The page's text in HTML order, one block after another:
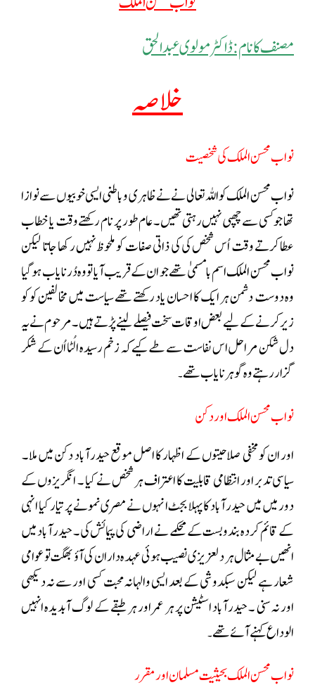
مصنف کا نام : ڈاکٹر مولوی عبدالحق
خلاصہ
نواب محسن الملک کی شخصیت
نواب محسن الملک کو اللہ تعالی نے نے ظاہری و باطنی ایسی خوبیوں سے نوازا
تھا جو کسی سے چھپی نہیں رہتی تھیں ۔ عام طور پر نام رکھتے وقت یا خطاب
عطا کرتے وقت اُس شخص کی کی ذاتی صفات کو ملحوظ نہیں رکھا جاتا لیکن
نواب محسن الملک اسم بامسمیٰ تھے جو ان کے قریب آیا تو وہ دُر نایاب ہو گیا
وہ دوست دشمن ہر ایک کا احسان یاد رکھتے تھے سیاست میں مخالفین کو کو
زیر کرنے کے لیے بعض اوقات سخت فیصلے لینے پڑتے ہیں ۔ مرحوم نے یہ
دل شکن مراحل اس نفاست سے طے کیے کہ زخم رسیدہ الُٹا اُن کے شکر
گزار رہتے وہ گوہر نایاب تھے۔
نواب محسن الملک اور دکن
اور ان کو مخفی صلاحیتوں کے اظہار کا اصل موقع حیدرآباد دکن میں ملا ۔
سیاسی تدبر اور انتظامی قابلیت کا اعتراف ہر شخص نے کیا ۔ انگریزوں کے
دور میں میں حیدرآباد کا پہلا بجٹ انہوں نے مصری نمونے پر تیار کیا انہی
کے قائم کردہ بندوبست کے محکمے نے اراضی کی پیمائش کی ۔ حیدرآباد میں
انھیں بے مثال ہر دلعزیزی نصیب ہوئی عہدہ داران کی آؤ بھگت تو عوامی
شعار ہے لیکن سبکدوشی کے بعد ایسی والہانہ محبت کسی اور سے نہ دیکھی
اور نہ سنی ۔ حیدرآباد اسٹیشن پر ہر عمر اور ہر طبقے کے لوگ آبدیدہ انہیں
الوداع کہنے آئے تھے۔
نواب محسن الملک بحیثیت مسلمان اور مقرر